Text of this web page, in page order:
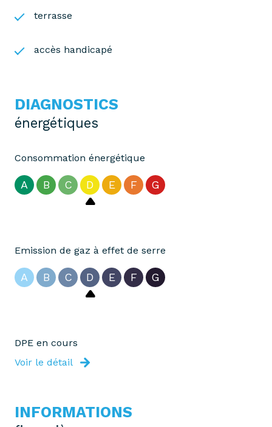
terrasse
accès handicapé
DIAGNOSTICS
énergétiques
Consommation énergétique
A B C D E F G
Emission de gaz à effet de serre
A B C D E F G
DPE en cours
Voir le détail
INFORMATIONS